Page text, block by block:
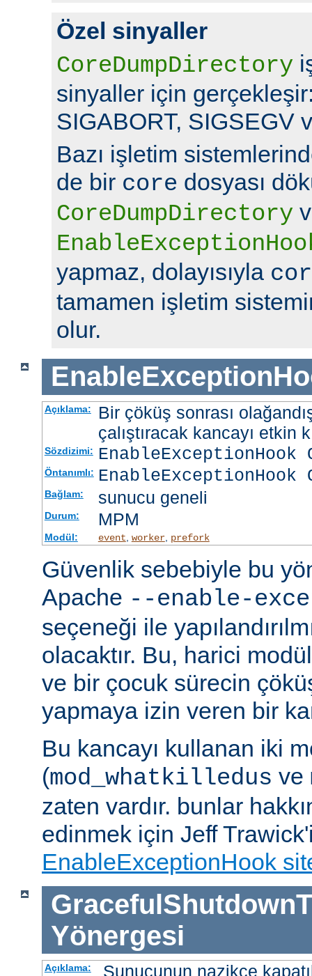
Özel sinyaller
CoreDumpDirectory
sinyaller için
SIGABORT, SIGSEGV
Bazı işletim
de bir core dosyası
CoreDumpDirectory
yapmaz, dolayısıyla
tamamen işletim
olur.
Açıklama:
Bir çöküş sonrası
çalıştıracak kancayı etkin
Sözdizimi: EnableExceptionHook
Öntanımlı: EnableExceptionHook
Bağlam: sunucu geneli
Durum: MPM
Modül: event worker, prefork
Güvenlik sebebiyle bu
Apache --enable-
seçeneği ile
olacaktır. Bu, harici
ve bir çocuk sürecin
yapmaya izin veren bir
Bu kancayı kullanan iki
(mod_whatkilledus ve
zaten vardır. bunlar
edinmek için Jeff
EnableExceptionHook
Yönergesi
Açıklama: Sunucunun nazikçe